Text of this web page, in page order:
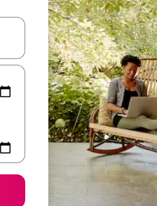
koristeći se strelicama